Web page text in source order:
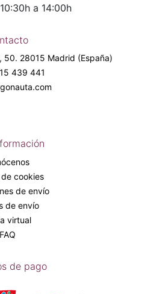
a 14:00h
50. 28015 Madrid (España)
439 441
cookies
de envío
de envío
virtual
FAQ
de pago